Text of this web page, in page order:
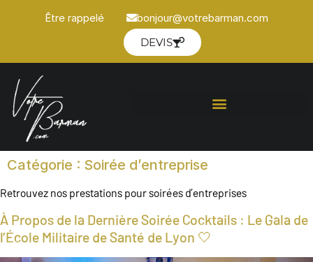
Être rappelé
bonjour@votrebarman.com
DEVIS
Catégorie : Soirée d’entreprise
Retrouvez nos prestations pour soirées d’entreprises
À Propos de la Dernière Soirée Cocktails : Le Gala de
l’École Militaire de Santé de Lyon 🤍